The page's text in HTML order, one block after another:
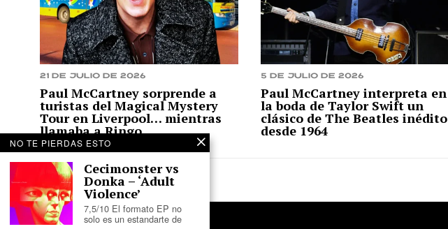
21 de julio de 2026
Paul McCartney sorprende a
turistas del Magical Mystery
Tour en Liverpool… mientras
llamaba a Ringo
5 de julio de 2026
Paul McCartney interpreta en
la boda de Taylor Swift un
clásico de The Beatles inédito
desde 1964
NO TE PIERDAS ESTO
Cecimonster vs
Donka – ‘Adult
Violence’
7,5/10 El formato EP no
solo es un estandarte de